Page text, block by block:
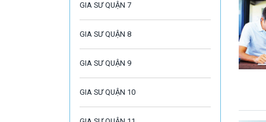
GIA SƯ QUẬN 7
GIA SƯ QUẬN 8
GIA SƯ QUẬN 9
GIA SƯ QUẬN 10